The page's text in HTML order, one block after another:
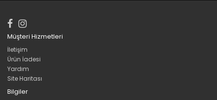
Müşteri Hizmetleri
İletişim
Ürün İadesi
Yardım
Site Haritası
Bilgiler